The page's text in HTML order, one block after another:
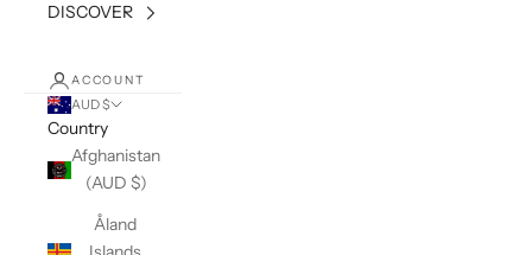
DISCOVER
ACCOUNT
AUD $
Country
Afghanistan
(AUD $)
Åland